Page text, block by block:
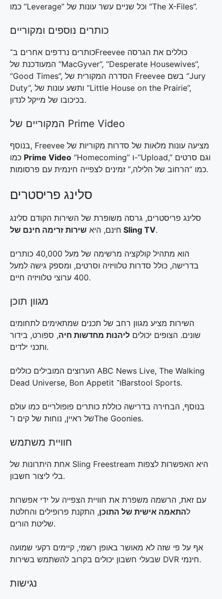
כמו “Leverage” וכל שניים עשר עונות של “The X-Files”.
כותרים נוספים ומקוריים
כותרים נרדפים אחרים ב־Freevee כוללים את הגרסה
המעודכנת של “MacGyver”, “Desperate Housewives”,
“Good Times”, הסדרה המקורית של Freevee בשם “Jury
Duty”, ותשע עונות של “Little House on the Prairie”,
בכיכובו של מייקל לנדון.
המקוריים של Prime Video
בנוסף, Freevee מציעה עונות מלאות של סדרות מקוריות של
Prime Video ‬ כמו “Homecoming” ו-“Upload,” וגם סרטים
כמו “הרחוב של הלילה,” זמינים לצפייה חינמית עם פרסומות.
סלינג פריסטרים
סלינג פריסטרים, גרסה משופרת של השירות הקודם סלינג
חינם, היא שירות זרימה חינם של Sling TV.
הוא מתהיל קולקציה מרשימה של מעל 40,000 כותרים
בדרישה, כולל סדרות טלוויזיה וסרטים, ומספק גישה למעל
400 ערוצי טלוויזיה חיים.
מגוון תוכן
השירות מציע מגוון רחב של תכנים שמתאימים לתחומים
שונים. הצופים יכולים ליהנות מחדשות חיה, ספורט, בידור
ותכני ילדים.
הערוצים המובילים כוללים ABC News Live, The Walking
Dead Universe, Bon Appetit ו־Barstool Sports.
בנוסף, הבחירה בדרישה כוללת כותרים פופולריים כמו עולם
של ראיין, נוחות של קים ו־The Goonies.
חוויית משתמש
אחת היתרונות של Sling Freestream היא האפשרות לצפות
בלי ליצור חשבון.
עם זאת, הרשמה משפרת את חוויית הצפייה על ידי אפשרות
להתאמה אישית של התוכן, התקנת פרופילים והחלטת
שליטת הורים.
אף על פי שזה לא מאושר באופן רשמי, קיימים רקעי שמועה
שבעלי חשבון יכולים בקרוב להשתמש בשירות DVR חינמי.
נגישות